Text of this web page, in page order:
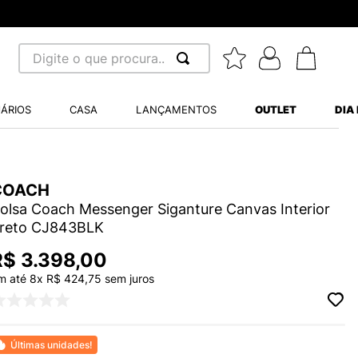
Digite o que procura...
CASA LANÇAMENTOS OUTLET DIA
Coach Messenger Siganture Canvas Interior
CJ843BLK
3.398,00
até8x R$ 424,75 sem juros
Últimas unidades!
BALANCE 530